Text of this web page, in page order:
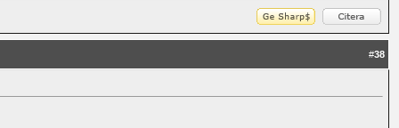
#38